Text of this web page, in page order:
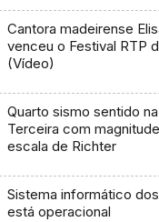
Cantora madeirense
venceu o Festival RTP
(Vídeo)
Quarto sismo sentido na
Terceira com
escala de Richter
Sistema informático
está operacional